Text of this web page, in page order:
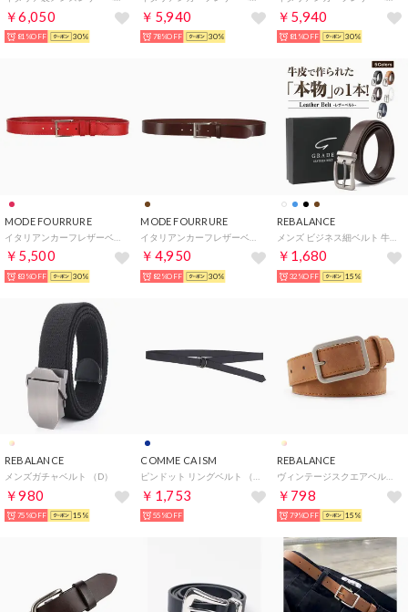
￥6,050
81%OFF 30%
￥5,940
78%OFF 30%
￥5,940
81%OFF 30%
MODE FOURRURE
￥5,500
83%OFF 30%
MODE FOURRURE
￥4,950
82%OFF 30%
REBALANCE
メンズ ビジネス細ベルト 牛革 レザーベルト ギフトボックス （ダークブラウン）
￥1,680
32%OFF 15%
REBALANCE
メンズガチャベルト （D）
￥980
75%OFF 15%
COMME CA ISM
￥1,753
55%OFF
REBALANCE
ヴィンテージスクエアベルト （B）
￥798
79%OFF 15%